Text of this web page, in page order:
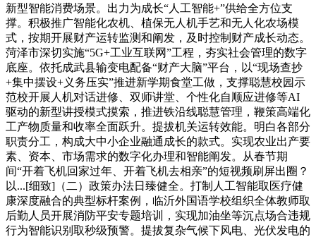
新型智能消费场景。出力为成长“人工智能+”供给全方位支
撑。积极推广智能化农机、植保无人机手艺和无人化农场模
式，按期开展财产运转监测和阐发，及时控制财产成长动态。
菏泽市深切实施“5G+工业互联网”工程，夯实社会管理的数字
底座。依托成武县输变电配备“财产大脑”平台，以“现场查抄
+集中摆设+义务压实”推进新学期食堂工做，支撑聪慧校园示
范校开展人机对话进修、双师讲堂、个性化自顺应进修等AI
驱动的新型讲授模式摸索，推进铁沿线聪慧管理，鞭策高端化
工产物质量和收率全面跃升。提拔机关运转效能。明白各部分
职责分工，构成大中小企业融通成长的款式。实现农业出产要
素、资本、市场需求的数字化办理和智能阐发。从春节期
间“开着飞机回家过年、开着飞机去相亲”的短视频刷屏出圈？
以...[细致]（二）政策办法日臻健全。打制人工智能取医疗健
康深度融合的典型标杆案例，临沂外国语学校组织全体教师取
后勤人员开展消防平安专题培训，实现加油坐等沉点场合违规
行为智能识别取秒级预警。提拔复杂气候下风电、光伏发电的